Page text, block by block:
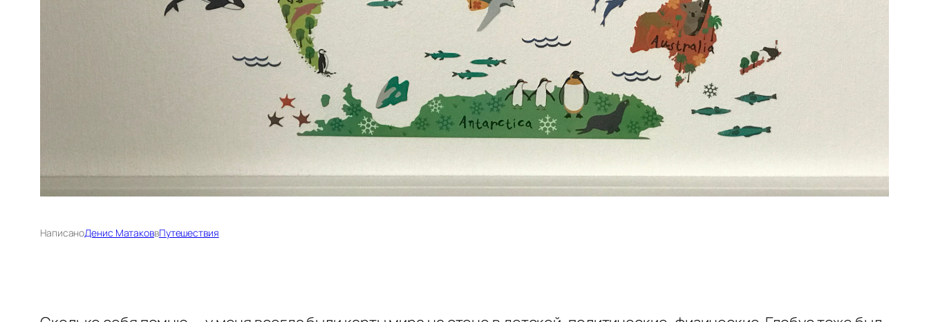
НаписаноДенис МатаковвПутешествия